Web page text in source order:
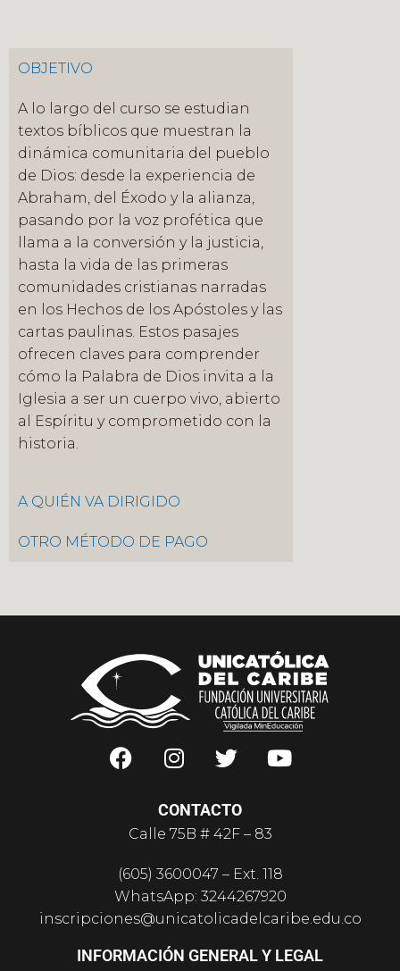
OBJETIVO
A lo largo del curso se estudian
textos bíblicos que muestran la
dinámica comunitaria del pueblo
de Dios: desde la experiencia de
Abraham, del Éxodo y la alianza,
pasando por la voz profética que
llama a la conversión y la justicia,
hasta la vida de las primeras
comunidades cristianas narradas
en los Hechos de los Apóstoles y las
cartas paulinas. Estos pasajes
ofrecen claves para comprender
cómo la Palabra de Dios invita a la
Iglesia a ser un cuerpo vivo, abierto
al Espíritu y comprometido con la
historia.
A QUIÉN VA DIRIGIDO
OTRO MÉTODO DE PAGO
CONTACTO
Calle 75B # 42F – 83
(605) 3600047 – Ext. 118
WhatsApp: 3244267920
inscripciones@unicatolicadelcaribe.edu.co
INFORMACIÓN GENERAL Y LEGAL